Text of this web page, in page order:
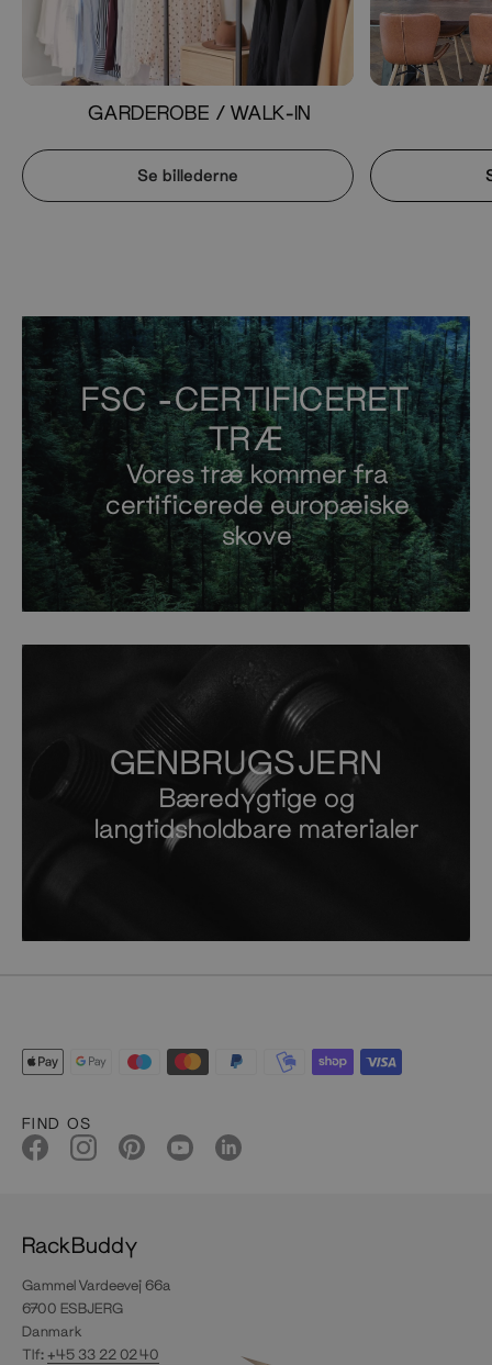
GARDEROBE / WALK-IN
Se billederne
FSC -CERTIFICERET
TRÆ
Vores træ kommer fra
certificerede europæiske
skove
GENBRUGSJERN
Bæredygtige og
langtidsholdbare materialer
FIND OS
RackBuddy
Gammel Vardeevej 66a
6700 ESBJERG
Danmark
Tlf:+45 33 22 02 40